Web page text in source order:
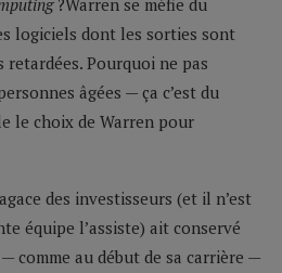
logiciels dont les sorties sont
Pourquoi ne pas
âgées — ça c’est du
le choix de Warren pour
des investisseurs (et il n’est
équipe l’assiste) ait conservé
comme au début de sa carrière —